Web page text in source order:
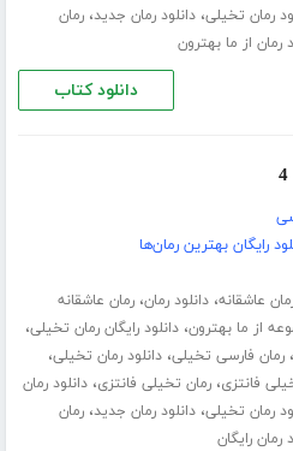
رمان تخیلی،دانلود رمان جدید،رمان
رمان از ما بهترون
دانلود کتاب
رایگان بهترین رمان‌ها
عاشقانه،دانلود رمان،رمان عاشقانه
از ما بهترون،دانلود رایگان رمان تخیلی،
،رمان فارسی تخیلی،دانلود رمان تخیلی،
فانتزی،رمان تخیلی فانتزی،دانلود رمان
رمان تخیلی،دانلود رمان جدید،رمان
رمان رایگان